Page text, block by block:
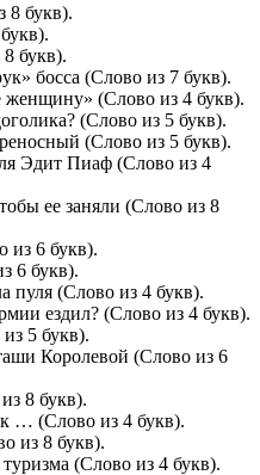
8 букв).
букв).
босса (Слово из 7 букв).
(Слово из 4 букв).
(Слово из 5 букв).
(Слово из 5 букв).
Эдит Пиаф (Слово из 4
ее заняли (Слово из 8
из 6 букв).
6 букв).
пуля (Слово из 4 букв).
ездил? (Слово из 4 букв).
5 букв).
Королевой (Слово из 6
8 букв).
… (Слово из 4 букв).
из 8 букв).
(Слово из 4 букв).